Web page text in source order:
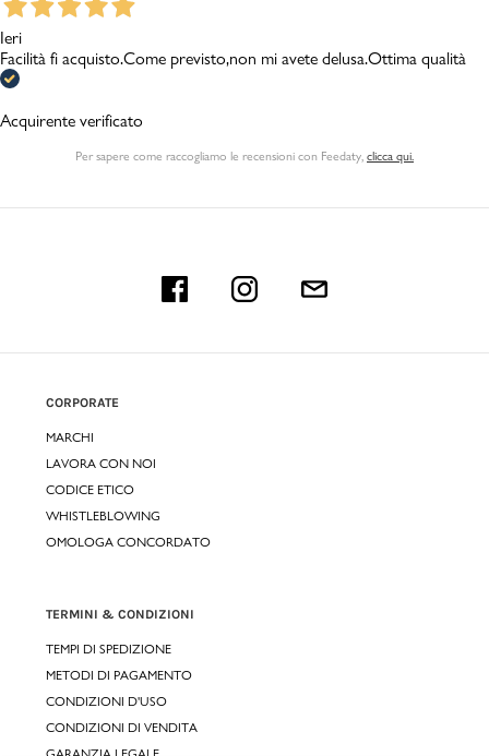
Ieri
Facilità fi acquisto.Come previsto,non mi avete delusa.Ottima qualità
Acquirente verificato
Per sapere come raccogliamo le recensioni con Feedaty, clicca qui.
CORPORATE
MARCHI
LAVORA CON NOI
CODICE ETICO
WHISTLEBLOWING
OMOLOGA CONCORDATO
TERMINI & CONDIZIONI
TEMPI DI SPEDIZIONE
METODI DI PAGAMENTO
CONDIZIONI D'USO
CONDIZIONI DI VENDITA